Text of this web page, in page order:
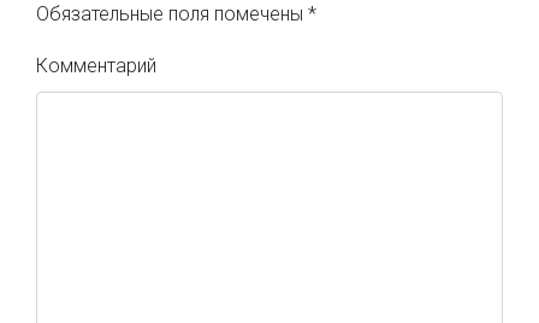
Обязательные поля помечены *
Комментарий